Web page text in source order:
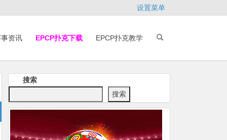
设置菜单
资讯 EPCP扑克下载 EPCP扑克教学
搜索
搜索